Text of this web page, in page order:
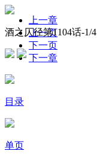
酒之仄径第1104话-1/4
上一章
上一页
下一页
下一章
目录
单页